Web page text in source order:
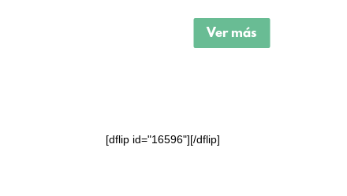
Ver más
[dflip id="16596"][/dflip]